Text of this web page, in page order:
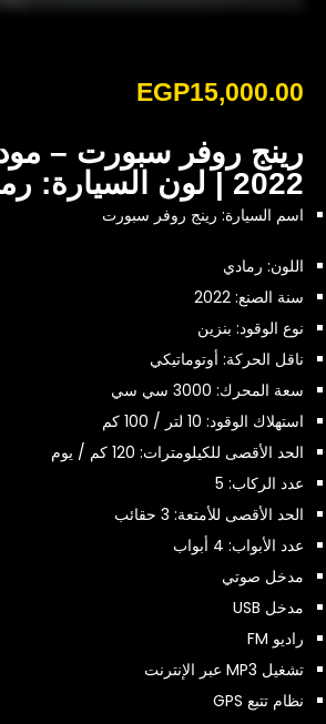
EGP15,000.00
رينج روفر سبورت –
2022 | لون السيارة: رمادي
اسم السيارة: رينج روفر سبورت
اللون: رمادي
سنة الصنع: 2022
نوع الوقود: بنزين
ناقل الحركة: أوتوماتيكي
سعة المحرك: 3000 سي سي
استهلاك الوقود: 10 لتر / 100 كم
الحد الأقصى للكيلومترات: 120 كم / يوم
عدد الركاب: 5
الحد الأقصى للأمتعة: 3 حقائب
عدد الأبواب: 4 أبواب
مدخل صوتي
مدخل USB
راديو FM
تشغيل MP3 عبر الإنترنت
نظام تتبع GPS